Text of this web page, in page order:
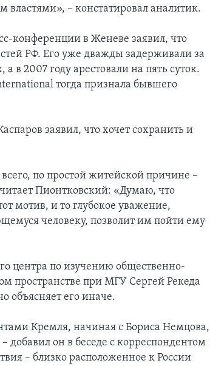
властями», – констатировал аналитик.
конференции в Женеве заявил, что
РФ. Его уже дважды задерживали за
в 2007 году арестовали на пять суток.
тогда признала бывшего
заявил, что хочет сохранить и
по простой житейской причине –
Пионтковский: «Думаю, что
мотив, и то глубокое уважение,
человеку, позволит им пойти ему
центра по изучению общественно-
пространстве при МГУ Сергей Рекеда
объясняет его иначе.
Кремля, начиная с Бориса Немцова,
добавил он в беседе с корреспондентом
– близко расположенное к России